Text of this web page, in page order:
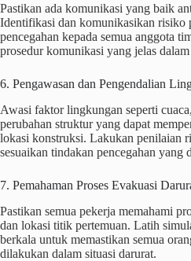
Pastikan ada komunikasi yang baik
Identifikasi dan komunikasikan risiko
pencegahan kepada semua anggota
prosedur komunikasi yang jelas
6. Pengawasan dan Pengendalian
Awasi faktor lingkungan seperti
perubahan struktur yang dapat
lokasi konstruksi. Lakukan penilaian
sesuaikan tindakan pencegahan yang
7. Pemahaman Proses Evakuasi
Pastikan semua pekerja memahami
dan lokasi titik pertemuan. Latih
berkala untuk memastikan semua
dilakukan dalam situasi darurat.